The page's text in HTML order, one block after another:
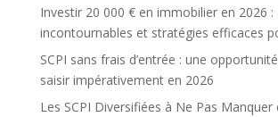
Investir 20 000 € en immobilier en 2026 :
incontournables et stratégies efficaces
SCPI sans frais d’entrée : une
saisir impérativement en 2026
Les SCPI Diversifiées à Ne Pas Manquer